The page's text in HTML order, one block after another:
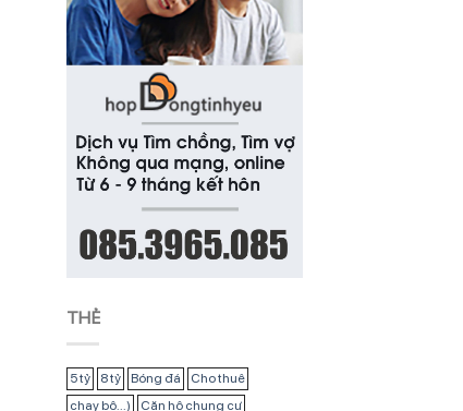
THẺ
5 tỷ 8 tỷ Bóng đá
Cho thuê
chạy bộ...)
Căn hộ chung cư